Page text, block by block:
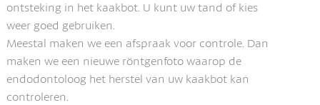
ontsteking in het kaakbot. U kunt uw tand of kies
weer goed gebruiken.
Meestal maken we een afspraak voor controle. Dan
maken we een nieuwe röntgenfoto waarop de
endodontoloog het herstel van uw kaakbot kan
controleren.